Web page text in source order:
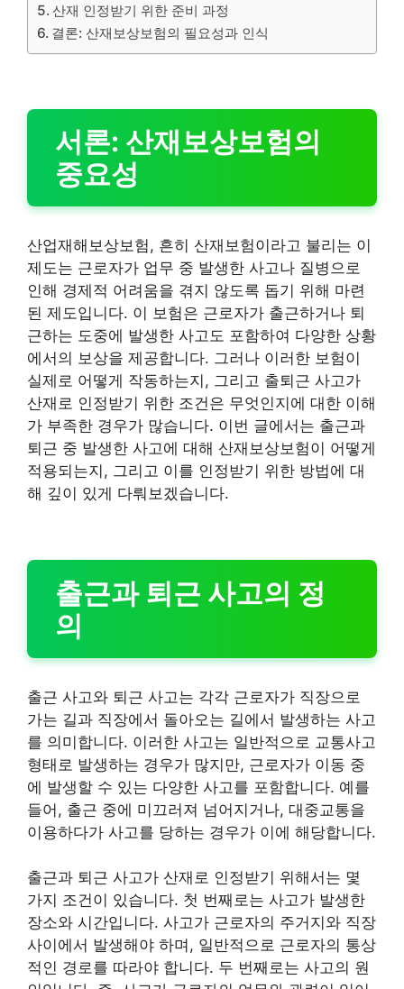
산재 인정받기 위한 준비 과정
결론: 산재보상보험의 필요성과 인식
서론: 산재보상보험의
중요성
산업재해보상보험, 흔히 산재보험이라고 불리는 이
제도는 근로자가 업무 중 발생한 사고나 질병으로
인해 경제적 어려움을 겪지 않도록 돕기 위해 마련
된 제도입니다. 이 보험은 근로자가 출근하거나 퇴
근하는 도중에 발생한 사고도 포함하여 다양한 상황
에서의 보상을 제공합니다. 그러나 이러한 보험이
실제로 어떻게 작동하는지, 그리고 출퇴근 사고가
산재로 인정받기 위한 조건은 무엇인지에 대한 이해
가 부족한 경우가 많습니다. 이번 글에서는 출근과
퇴근 중 발생한 사고에 대해 산재보상보험이 어떻게
적용되는지, 그리고 이를 인정받기 위한 방법에 대
해 깊이 있게 다뤄보겠습니다.
출근과 퇴근 사고의 정
의
출근 사고와 퇴근 사고는 각각 근로자가 직장으로
가는 길과 직장에서 돌아오는 길에서 발생하는 사고
를 의미합니다. 이러한 사고는 일반적으로 교통사고
형태로 발생하는 경우가 많지만, 근로자가 이동 중
에 발생할 수 있는 다양한 사고를 포함합니다. 예를
들어, 출근 중에 미끄러져 넘어지거나, 대중교통을
이용하다가 사고를 당하는 경우가 이에 해당합니다.
출근과 퇴근 사고가 산재로 인정받기 위해서는 몇
가지 조건이 있습니다. 첫 번째로는 사고가 발생한
장소와 시간입니다. 사고가 근로자의 주거지와 직장
사이에서 발생해야 하며, 일반적으로 근로자의 통상
적인 경로를 따라야 합니다. 두 번째로는 사고의 원